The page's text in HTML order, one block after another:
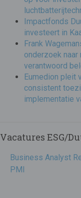
Impactfonds
investeert in
Frank
onderzoek
verantwoord
Eumedion pleit
consistent
implementatie
Vacatures ESG/
Business Analyst
PMI